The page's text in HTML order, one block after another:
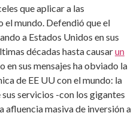
que aplicar a las
mundo. Defendió que el
a Estados Unidos en sus
décadas hasta causarun
en sus mensajes ha obviado la
de EE UU con el mundo: la
servicios -con los gigantes
masiva de inversión a